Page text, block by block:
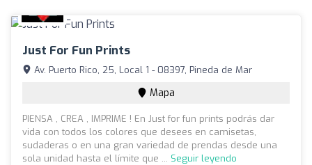
Just For Fun Prints
Av. Puerto Rico, 25, Local 1 - 08397, Pineda de Mar
Mapa
PIENSA , CREA , IMPRIME ! En Just for fun prints podrás dar
vida con todos los colores que desees en camisetas,
sudaderas o en una gran variedad de prendas desde una
sola unidad hasta el límite que ... Seguir leyendo